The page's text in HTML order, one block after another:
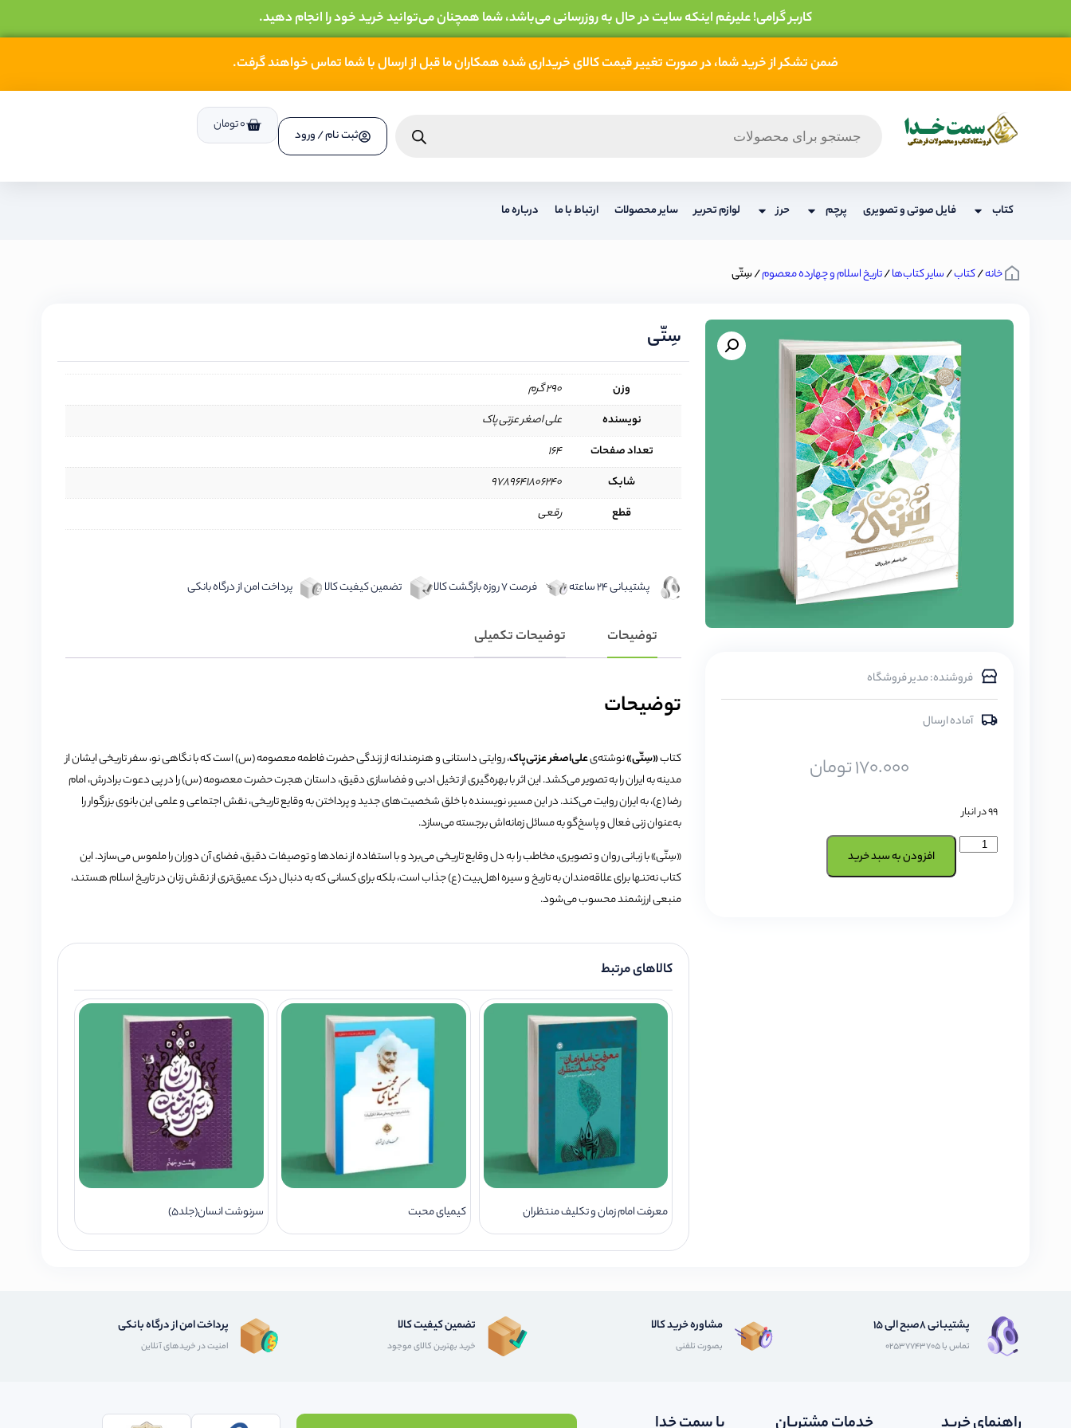
کاربر گرامی! علیرغم اینکه سایت در حال به روزرسانی می‌باشد، شما همچنان می‌توانید خرید خود را انجام دهید.
ضمن تشکر از خرید شما، در صورت تغییر قیمت کالای خریداری شده همکاران ما قبل از ارسال با شما تماس خواهند گرفت.
ثبت نام / ورود
0تومان
کتاب فایل صوتی و تصویری پرچم حرز لوازم تحریر سایر محصولات ارتباط با ما درباره ما
خانه/کتاب/سایر کتاب‌ها/تاریخ اسلام و چهارده معصوم/ سِتّی
فروشنده: مدیر فروشگاه
آماده ارسال
170.000تومان
99 در انبار
افزودن به سبد خرید
سِتّی
وزن
290 گرم
نويسنده
علی اصغر عزتی پاک
تعداد صفحات
۱۶۴
شابک
۹۷۸۹۶۴۱۸۰۶۲۴۰
قطع
رقعی
پشتیبانی 24 ساعته فرصت 7 روزه بازگشت کالا تضمین کیفیت کالا پرداخت امن از درگاه بانکی
توضیحات توضیحات تکمیلی
توضیحات
کتاب«سِتّی»نوشته‌یعلی‌اصغر عزتی‌پاک،روایتی داستانی و هنرمندانه از زندگی حضرت فاطمه معصومه (س) است که با نگاهی نو، سفر تاریخی ایشان از
مدینه به ایران را به تصویر می‌کشد.این اثر با بهره‌گیری از تخیل ادبی و فضاسازی دقیق، داستان هجرت حضرت معصومه (س) را در پی دعوت برادرش، امام
رضا (ع)، به ایران روایت می‌کند.در این مسیر، نویسنده با خلق شخصیت‌های جدید و پرداختن به وقایع تاریخی، نقش اجتماعی و علمی این بانوی بزرگوار را
به‌عنوان زنی فعال و پاسخ‌گو به مسائل زمانه‌اش برجسته می‌سازد.
«سِتّی» با زبانی روان و تصویری، مخاطب را به دل وقایع تاریخی می‌برد و با استفاده از نمادها و توصیفات دقیق، فضای آن دوران را ملموس می‌سازد.این
کتاب نه‌تنها برای علاقه‌مندان به تاریخ و سیره اهل‌بیت (ع) جذاب است، بلکه برای کسانی که به دنبال درک عمیق‌تری از نقش زنان در تاریخ اسلام هستند،
منبعی ارزشمند محسوب می‌شود.
کالاهای مرتبط
معرفت امام زمان و تکلیف منتظران کیمیای محبت سرنوشت انسان(جلد5)
پشتیبانی 8صبح الی 15
تماس با 02537743705
مشاوره خرید کالا
بصورت تلفنی
تضمین کیفیت کالا
خرید بهترین کالای موجود
پرداخت امن از درگاه بانکی
امنیت در خریدهای آنلاین